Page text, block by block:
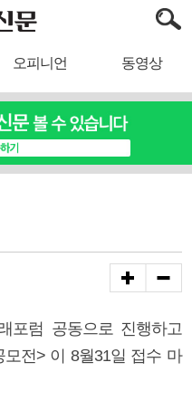
오피니언 동영상
포럼 공동으로 진행하고
전> 이 8월31일 접수 마